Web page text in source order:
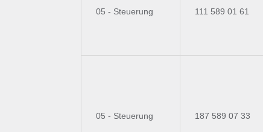
05 - Steuerung 111 589 01 61
05 - Steuerung 187 589 07 33